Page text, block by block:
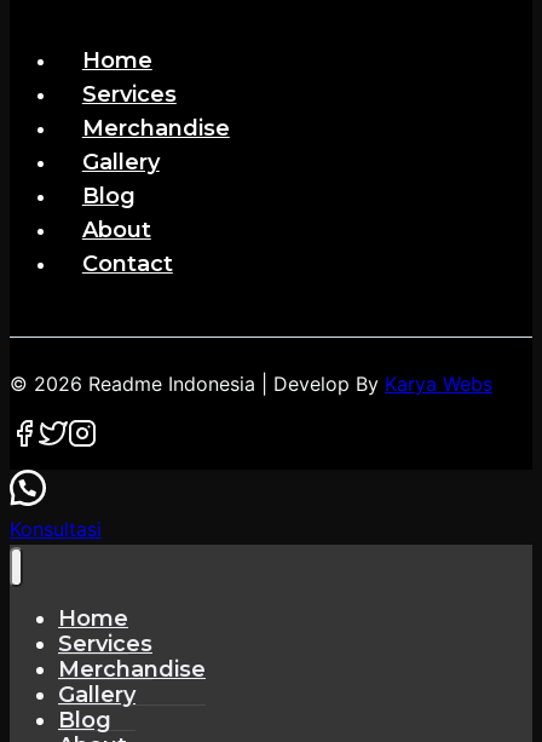
Home
Services
Merchandise
Gallery
Blog
About
Contact
© 2026 Readme Indonesia | Develop By Karya Webs
Konsultasi
Home
Services
Merchandise
Gallery
Blog